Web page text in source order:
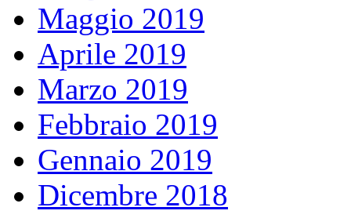
Maggio 2019
Aprile 2019
Marzo 2019
Febbraio 2019
Gennaio 2019
Dicembre 2018